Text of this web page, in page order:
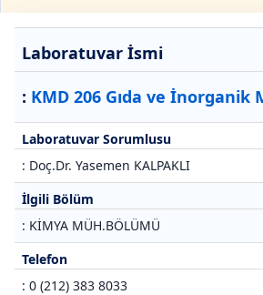
Laboratuvar İsmi
: KMD 206 Gıda ve
Laboratuvar Sorumlusu
: Doç.Dr. Yasemen KALPAKLI
İlgili Bölüm
: KİMYA MÜH.BÖLÜMÜ
Telefon
: 0 (212) 383 8033